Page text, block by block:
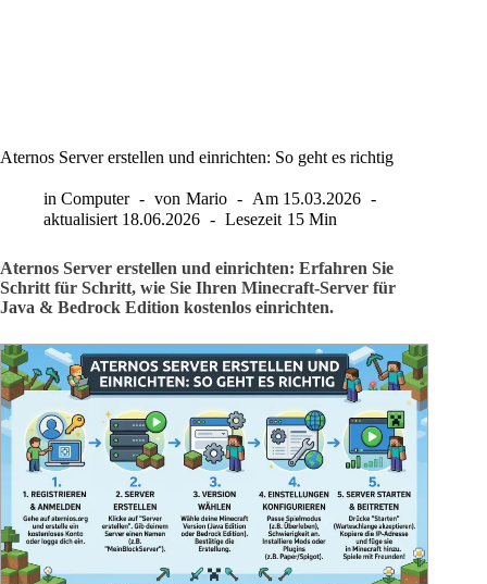
Aternos Server erstellen und einrichten: So geht es richtig
in Computer von Mario Am 15.03.2026
aktualisiert 18.06.2026 Lesezeit 15 Min
Aternos Server erstellen und einrichten: Erfahren Sie
Schritt für Schritt, wie Sie Ihren Minecraft-Server für
Java & Bedrock Edition kostenlos einrichten.